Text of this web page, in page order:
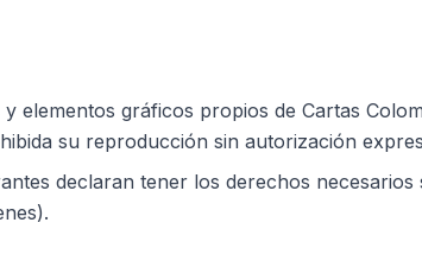
elementos gráficos propios de Cartas
su reproducción sin autorización
declaran tener los derechos